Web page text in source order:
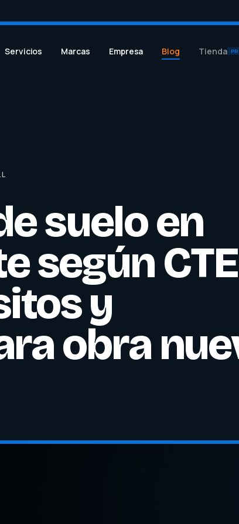
Servicios Marcas Empresa Blog Tienda
suelo en
según CTE
y
obra